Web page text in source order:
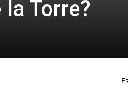
Torre?